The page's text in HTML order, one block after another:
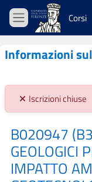
Vai al contenuto principale
Pannello laterale
Corsi
Informazioni
Stato iscrizioni:
Iscrizioni chiuse
B020947
GEOLOGICI
IMPATTO